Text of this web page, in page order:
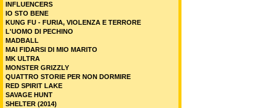
INFLUENCERS
IO STO BENE
KUNG FU - FURIA, VIOLENZA E TERRORE
L'UOMO DI PECHINO
MADBALL
MAI FIDARSI DI MIO MARITO
MK ULTRA
MONSTER GRIZZLY
QUATTRO STORIE PER NON DORMIRE
RED SPIRIT LAKE
SAVAGE HUNT
SHELTER (2014)